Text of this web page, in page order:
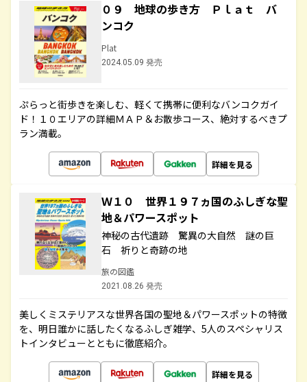
０９ 地球の歩き方 Ｐｌａｔ バ
ンコク
Plat
2024.05.09 発売
ぷらっと街歩きを楽しむ、軽くて携帯に便利なバンコクガイ
ド！１０エリアの詳細ＭＡＰ＆お散歩コース、絶対するべきプ
ラン満載。
詳細を見る
Ｗ１０ 世界１９７ヵ国のふしぎな聖
地＆パワースポット
神秘の古代遺跡 驚異の大自然 謎の巨
石 祈りと奇跡の地
旅の図鑑
2021.08.26 発売
美しくミステリアスな世界各国の聖地＆パワースポットの特徴
を、明日誰かに話したくなるふしぎ雑学、5人のスペシャリス
トインタビューとともに徹底紹介。
詳細を見る